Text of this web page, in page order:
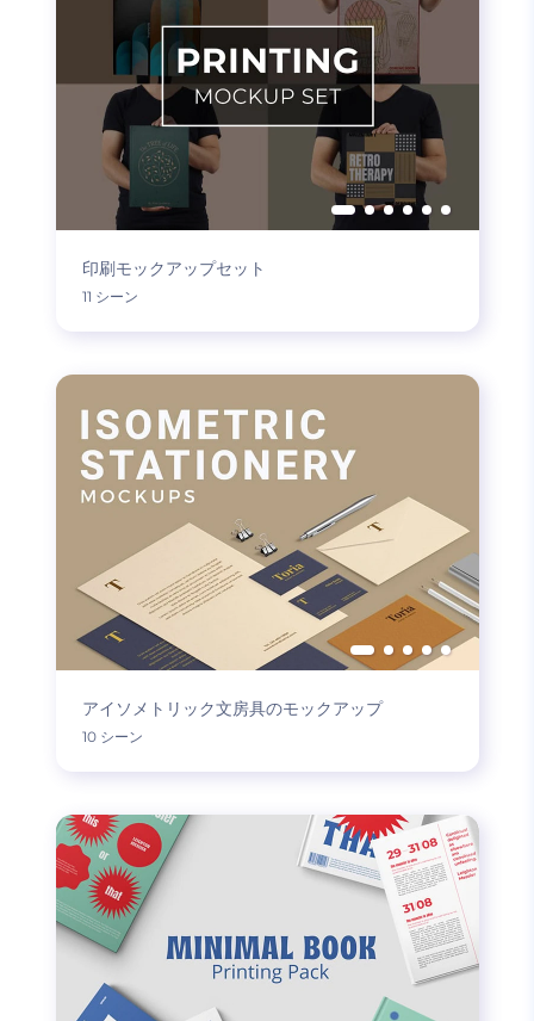
印刷モックアップセット
11 シーン
アイソメトリック文房具のモックアップ
10 シーン